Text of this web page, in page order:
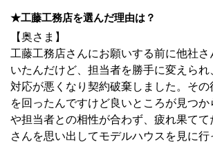
★工藤工務店を選んだ理由は？
【奥さま】
工藤工務店さんにお願いする前に他社さ
いたんだけど、担当者を勝手に変えら
対応が悪くなり契約破棄しました。その
を回ったんですけど良いところが見つ
や担当者との相性が合わず、疲れ果て
さんを思い出してモデルハウスを見に